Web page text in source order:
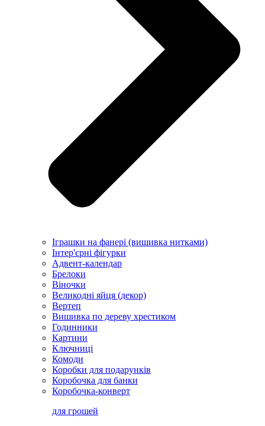
Іграшки на фанері (вишивка нитками)
Інтер'єрні фігурки
Адвент-календар
Брелоки
Віночки
Великодні яйця (декор)
Вертеп
Вишивка по дереву хрестиком
Годинники
Картини
Ключниці
Комоди
Коробки для подарунків
Коробочка для банки
Коробочка-конверт
для грошей